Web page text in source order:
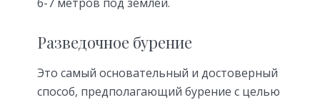
Разведочное бурение
Это самый основательный и достоверный
способ, предполагающий бурение с целью